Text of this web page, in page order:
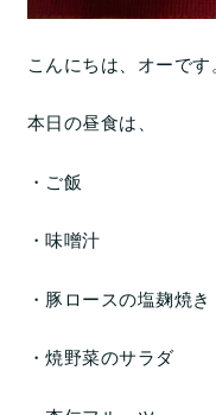
こんにちは、オーです
本日の昼食は、
・ご飯
・味噌汁
・豚ロースの塩麹焼き
・焼野菜のサラダ